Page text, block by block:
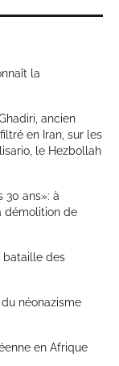
la
ancien
en Iran, sur les
le Hezbollah
30 ans»: à
démolition de
bataille des
néonazisme
en Afrique